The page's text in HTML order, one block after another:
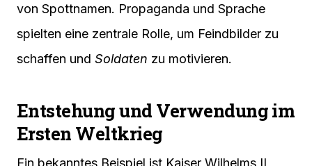
von Spottnamen. Propaganda und Sprache
spielten eine zentrale Rolle, um Feindbilder zu
schaffen und Soldaten zu motivieren.
Entstehung und Verwendung im
Ersten Weltkrieg
Ein bekanntes Beispiel ist Kaiser Wilhelms II.